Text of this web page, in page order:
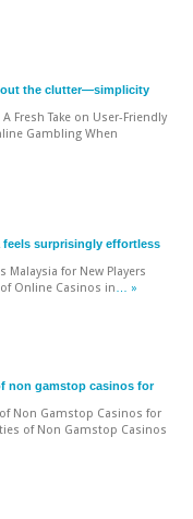
the clutter—simplicity
Fresh Take on User-Friendly
Gambling When
feels surprisingly effortless
Malaysia for New Players
Online Casinos in … »
non gamstop casinos for
Non Gamstop Casinos for
of Non Gamstop Casinos